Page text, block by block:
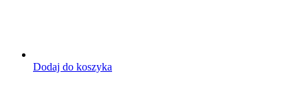
Dodaj do koszyka